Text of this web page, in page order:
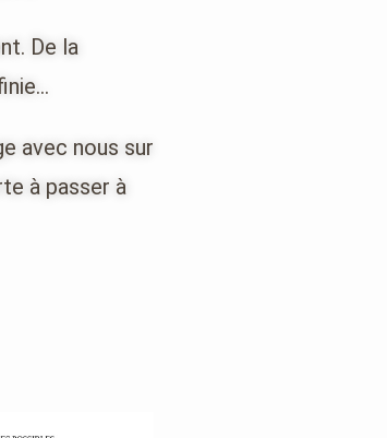
De la
avec nous sur
à passer à